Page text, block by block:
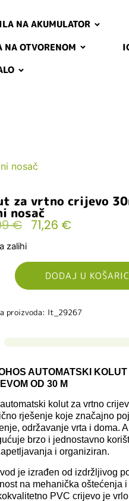
NA AKUMULATOR
NA OTVORENOM
nosač
za vrtno crijevo
nosač
€ 71,26 €
zalihi
DODAJ U
proizvoda: lt_29267
AUTOMATSKI
OD 30 M
kolut za vrtno
rješenje koje značajno
održavanje vrta i doma.
brzo i jednostavno
i organiziran.
je izrađen od izdržljivog
na mehanička oštećenja
PVC crijevo je